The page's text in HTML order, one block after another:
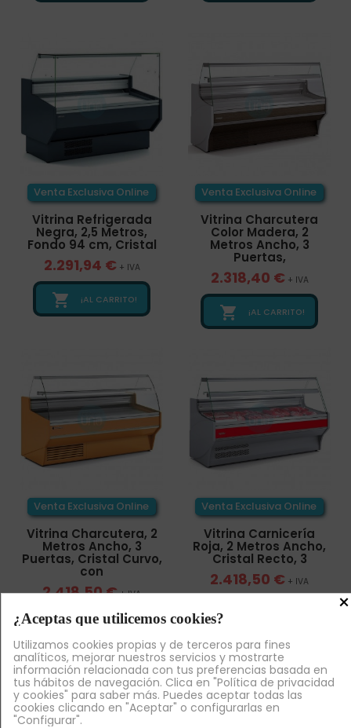
Venta Exclusiva Online
Vitrina Refrigerada
Negra, 2,5 Metros,
Fondo 94 cm, Cristal
2.291,94 € + IVA
 ¡AL CARRITO!
Venta Exclusiva Online
Vitrina Charcutera
Color Madera, 2
Metros Ancho, 3
Puertas,
2.318,40 € + IVA
 ¡AL CARRITO!
Venta Exclusiva Online
Vitrina Charcutera, 2
Metros Ancho, 3
Puertas, Cristal Curvo,
con
2.418,50 € + IVA
 ¡AL CARRITO!
Venta Exclusiva Online
Vitrina Carnicería
Roja, 2 Metros Ancho,
Cristal Recto, 3
2.418,50 € + IVA
 ×
¿Aceptas que utilicemos cookies?
Utilizamos cookies propias y de terceros para fines
analíticos, mejorar nuestros servicios y mostrarte
información relacionada con tus preferencias basada en
tus hábitos de navegación. Clica en "Política de privacidad
y cookies" para saber más. Puedes aceptar todas las
cookies clicando en "Aceptar" o configurarlas en
"Configurar".